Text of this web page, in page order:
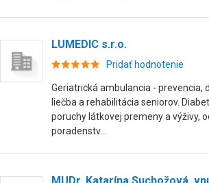
LUMEDIC s.r.o.
Pridať hodnotenie
Geriatrická ambulancia - prevencia,
liečba a rehabilitácia seniorov.
poruchy látkovej premeny a výživy,
poradenstv...